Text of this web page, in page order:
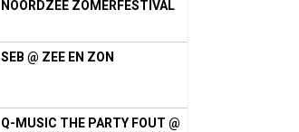
NOORDZEE ZOMERFESTIVAL
SEB @ ZEE EN ZON
Q-MUSIC THE PARTY FOUT @